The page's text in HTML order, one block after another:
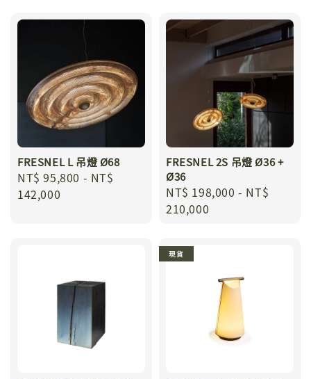
FRESNEL L 吊燈 Ø68
Regular
price
NT$ 95,800 - NT$
142,000
FRESNEL 2S 吊燈 Ø36 +
Ø36
Regular
price
NT$ 198,000 - NT$
210,000
現貨